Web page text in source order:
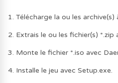
1. Télécharge la ou les
2. Extrais le ou les fichier(s) *.zip
3. Monte le fichier *.iso avec
4. Installe le jeu avec Setup.exe.